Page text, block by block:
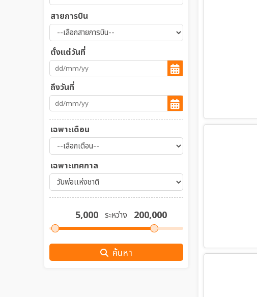
สายการบิน
ตั้งแต่วันที่
ถึงวันที่
เฉพาะเดือน
เฉพาะเทศกาล
ระหว่าง
ค้นหา